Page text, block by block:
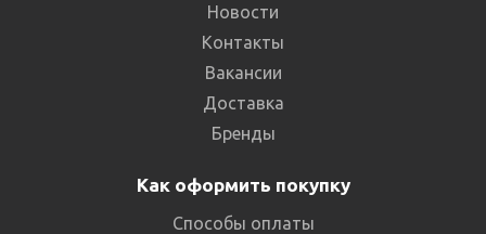
Новости
Контакты
Вакансии
Доставка
Бренды
Как оформить покупку
Способы оплаты